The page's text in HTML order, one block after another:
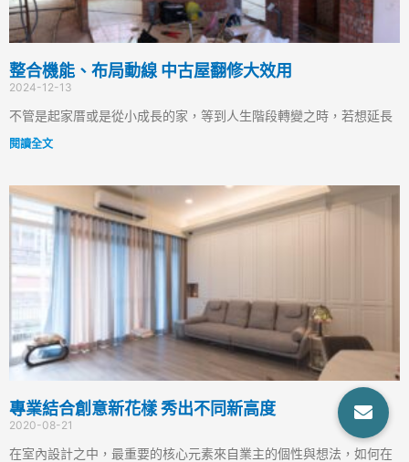
整合機能、布局動線 中古屋翻修大效用
2024-12-13
不管是起家厝或是從小成長的家，等到人生階段轉變之時，若想延長
閱讀全文
專業結合創意新花樣 秀出不同新高度
2020-08-21
在室內設計之中，最重要的核心元素來自業主的個性與想法，如何在